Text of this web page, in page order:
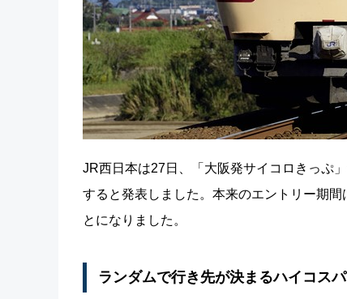
JR西日本は27日、「大阪発サイコロきっぷ
すると発表しました。本来のエントリー期
とになりました。
ランダムで行き先が決まるハイコス